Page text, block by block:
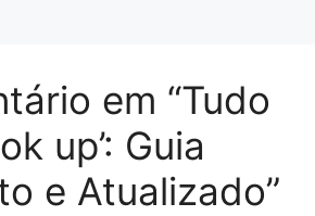
em “Tudo
up’: Guia
e Atualizado”